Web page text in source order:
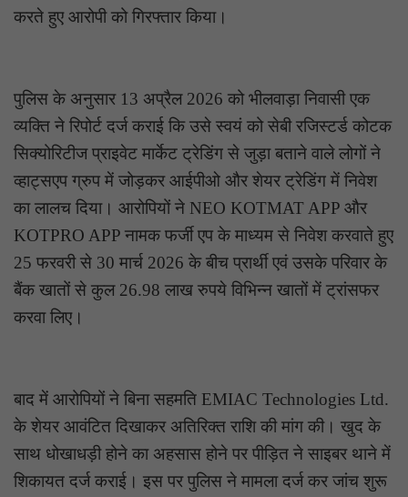
करते हुए आरोपी को गिरफ्तार किया।
पुलिस के अनुसार 13 अप्रैल 2026 को भीलवाड़ा निवासी एक
व्यक्ति ने रिपोर्ट दर्ज कराई कि उसे स्वयं को सेबी रजिस्टर्ड कोटक
सिक्योरिटीज प्राइवेट मार्केट ट्रेडिंग से जुड़ा बताने वाले लोगों ने
व्हाट्सएप ग्रुप में जोड़कर आईपीओ और शेयर ट्रेडिंग में निवेश
का लालच दिया। आरोपियों ने NEO KOTMAT APP और
KOTPRO APP नामक फर्जी एप के माध्यम से निवेश करवाते हुए
25 फरवरी से 30 मार्च 2026 के बीच प्रार्थी एवं उसके परिवार के
बैंक खातों से कुल 26.98 लाख रुपये विभिन्न खातों में ट्रांसफर
करवा लिए।
बाद में आरोपियों ने बिना सहमति EMIAC Technologies Ltd.
के शेयर आवंटित दिखाकर अतिरिक्त राशि की मांग की। खुद के
साथ धोखाधड़ी होने का अहसास होने पर पीड़ित ने साइबर थाने में
शिकायत दर्ज कराई। इस पर पुलिस ने मामला दर्ज कर जांच शुरू